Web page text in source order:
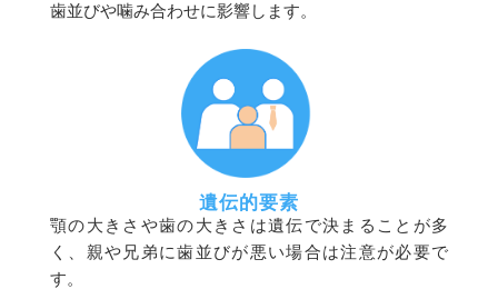
遺伝的要素
顎の大きさや歯の大きさは遺伝で決まることが多
く、親や兄弟に歯並びが悪い場合は注意が必要で
す。
歯並びや噛み合わせに影響します。